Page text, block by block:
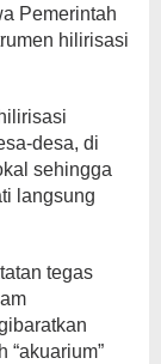
Pemerintah
hilirisasi
desa, di
sehingga
langsung
tegas
“akuarium”